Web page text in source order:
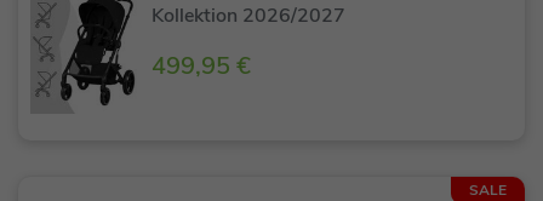
Kollektion 2026/2027
499,95 €
SALE